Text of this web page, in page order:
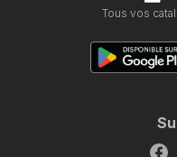
Tous vos